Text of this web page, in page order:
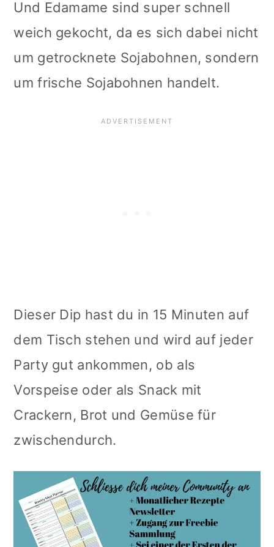
Und Edamame sind super schnell
weich gekocht, da es sich dabei nicht
um getrocknete Sojabohnen, sondern
um frische Sojabohnen handelt.
Dieser Dip hast du in 15 Minuten auf
dem Tisch stehen und wird auf jeder
Party gut ankommen, ob als
Vorspeise oder als Snack mit
Crackern, Brot und Gemüse für
zwischendurch.